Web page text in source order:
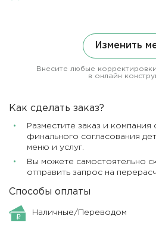
Изменить
Внесите любые
в онлайн
Как сделать заказ?
Разместите заказ и компания
финального согласования
меню и услуг.
Вы можете самостоятельно
отправить запрос на
Способы оплаты
Наличные/Переводом